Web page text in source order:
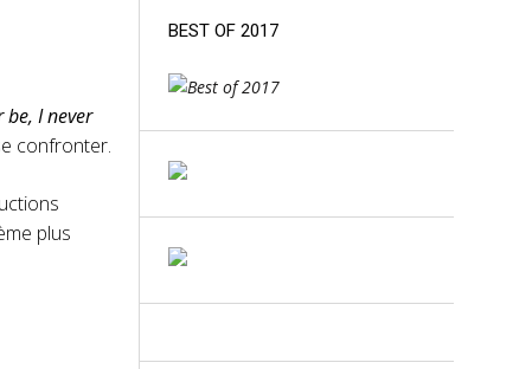
be, I never
confronter.
plus
BEST OF 2017